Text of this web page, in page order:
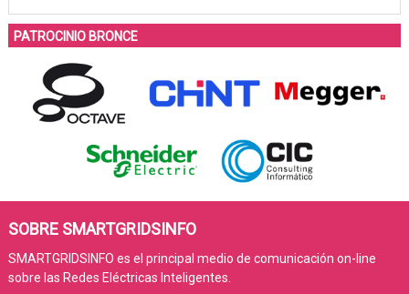
PATROCINIO BRONCE
SOBRE SMARTGRIDSINFO
SMARTGRIDSINFO es el principal medio de comunicación on-line
sobre las Redes Eléctricas Inteligentes.